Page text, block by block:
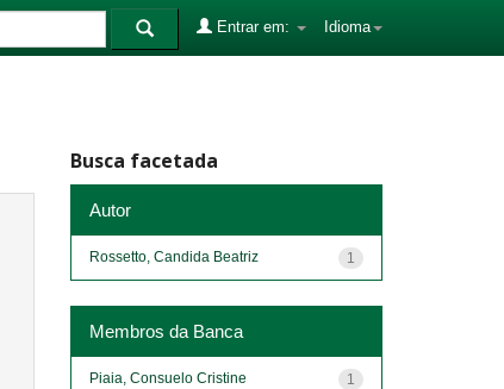
Idioma
Entrar em:
Busca facetada
Autor
1
Rossetto, Candida Beatriz
Membros da Banca
1
Piaia, Consuelo Cristine